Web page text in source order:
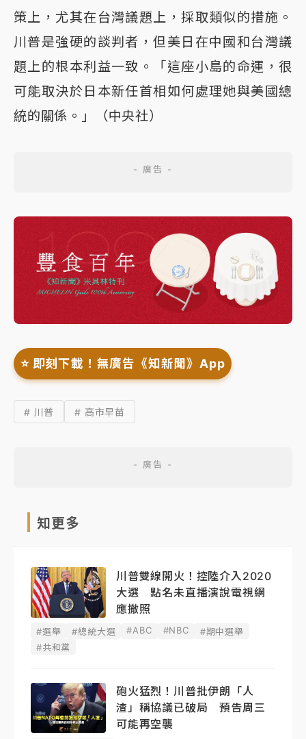
策上，尤其在台灣議題上，採取類似的措施。
川普是強硬的談判者，但美日在中國和台灣議
題上的根本利益一致。「這座小島的命運，很
可能取決於日本新任首相如何處理她與美國總
統的關係。」（中央社）
⭐️ 即刻下載！無廣告《知新聞》App
# 川普 # 高市早苗
知更多
川普雙線開火！控陸介入2020
大選 點名未直播演說電視網
應撤照
#選舉 #總統大選 #ABC #NBC
#期中選舉
#共和黨
砲火猛烈！川普批伊朗「人
渣」稱協議已破局 預告周三
可能再空襲